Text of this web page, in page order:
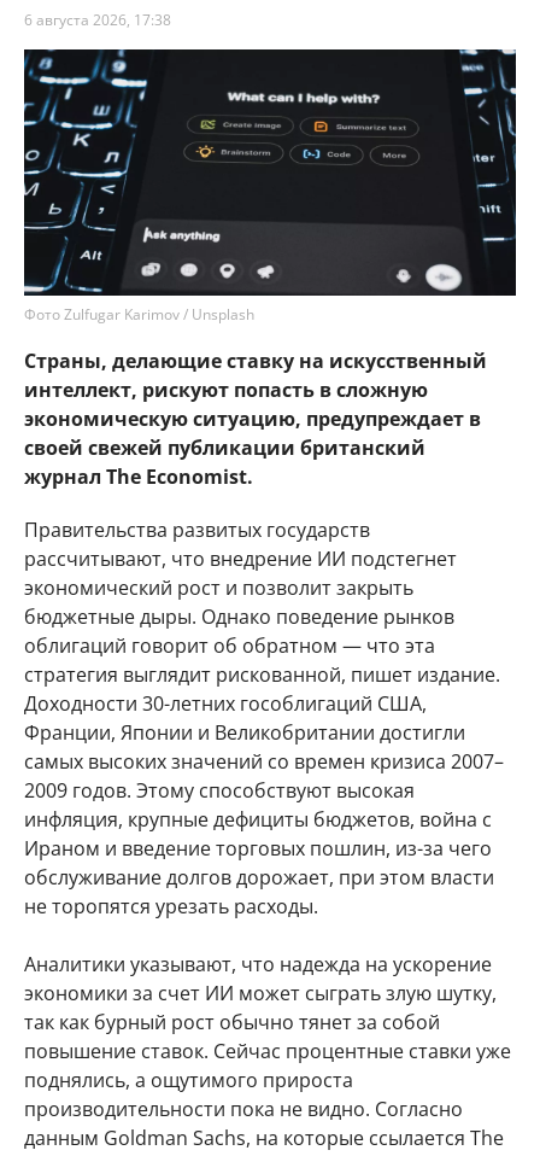
6 августа 2026, 17:38
Фото Zulfugar Karimov / Unsplash
Страны, делающие ставку на искусственный
интеллект, рискуют попасть в сложную
экономическую ситуацию, предупреждает в
своей свежей публикации британский
журнал The Economist.
Правительства развитых государств
рассчитывают, что внедрение ИИ подстегнет
экономический рост и позволит закрыть
бюджетные дыры. Однако поведение рынков
облигаций говорит об обратном — что эта
стратегия выглядит рискованной, пишет издание.
Доходности 30-летних гособлигаций США,
Франции, Японии и Великобритании достигли
самых высоких значений со времен кризиса 2007–
2009 годов. Этому способствуют высокая
инфляция, крупные дефициты бюджетов, война с
Ираном и введение торговых пошлин, из-за чего
обслуживание долгов дорожает, при этом власти
не торопятся урезать расходы.
Аналитики указывают, что надежда на ускорение
экономики за счет ИИ может сыграть злую шутку,
так как бурный рост обычно тянет за собой
повышение ставок. Сейчас процентные ставки уже
поднялись, а ощутимого прироста
производительности пока не видно. Согласно
данным Goldman Sachs, на которые ссылается The